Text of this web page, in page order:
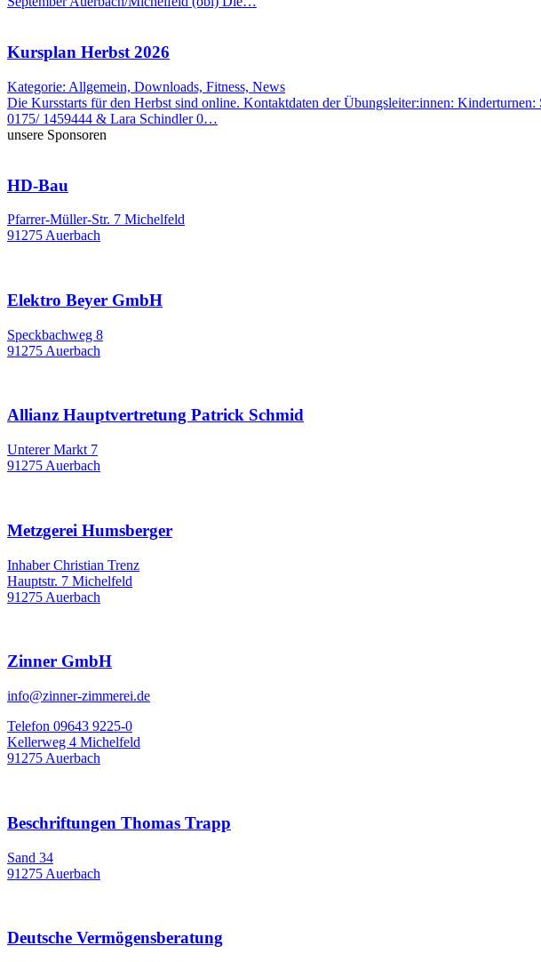
Kursplan Herbst 2026
Kategorie: Allgemein, Downloads, Fitness, News
Die Kursstarts für den Herbst sind online. Kontaktdaten der Übungsleiter:innen:
0175/ 1459444 & Lara Schindler 0…
unsere Sponsoren
HD-Bau
Pfarrer-Müller-Str. 7 Michelfeld
91275 Auerbach
Elektro Beyer GmbH
Speckbachweg 8
91275 Auerbach
Allianz Hauptvertretung Patrick Schmid
Unterer Markt 7
91275 Auerbach
Metzgerei Humsberger
Inhaber Christian Trenz
Hauptstr. 7 Michelfeld
91275 Auerbach
Zinner GmbH
info@zinner-zimmerei.de
Telefon 09643 9225-0
Kellerweg 4 Michelfeld
91275 Auerbach
Beschriftungen Thomas Trapp
Sand 34
91275 Auerbach
Deutsche Vermögensberatung